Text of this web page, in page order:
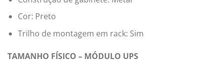
Cor: Preto
Trilho de montagem em rack: Sim
TAMANHO FÍSICO – MÓDULO UPS